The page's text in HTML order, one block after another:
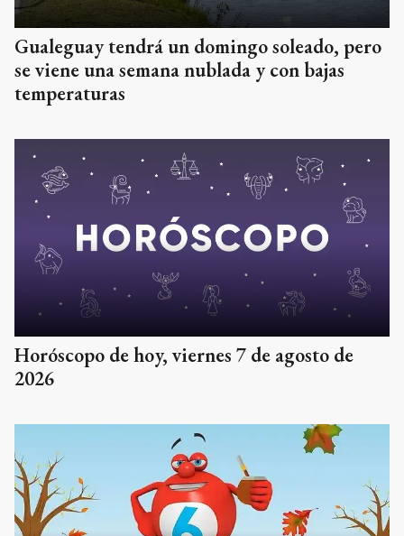
Gualeguay tendrá un domingo soleado, pero
se viene una semana nublada y con bajas
temperaturas
Horóscopo de hoy, viernes 7 de agosto de
2026